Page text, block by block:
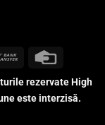
Bank
rezervate High
este interzisă.